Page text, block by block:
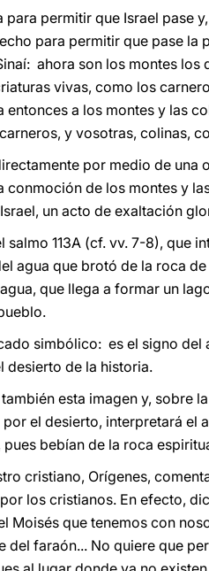
permitir que Israel pase
para permitir que pase la
ahora son los montes
vivas, como los
a los montes y las
y vosotras, colinas,
por medio de
conmoción de los montes y
un acto de exaltación
salmo 113A (cf. vv. 7-8),
agua que brotó de la roca
que llega a formar un
simbólico: es el signo
desierto de la historia.
esta imagen y, sobre
el desierto, interpretará
bebían de la roca
cristiano, Orígenes,
los cristianos. En efecto,
Moisés que tenemos con
del faraón... No quiere que